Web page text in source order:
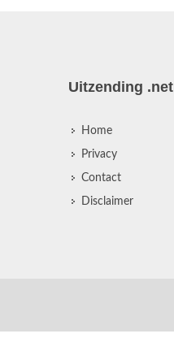
Uitzending .net
Home
Privacy
Contact
Disclaimer